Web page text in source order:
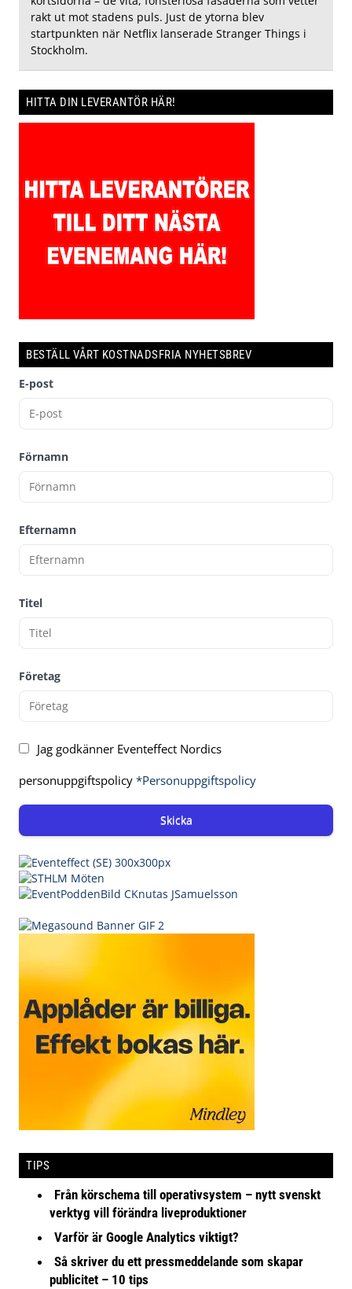
rakt ut mot stadens puls. Just de ytorna blev
startpunkten när Netflix lanserade Stranger Things i
Stockholm.
HITTA DIN LEVERANTÖR HÄR!
BESTÄLL VÅRT KOSTNADSFRIA NYHETSBREV
E-post
Förnamn
Efternamn
Titel
Företag
Jag godkänner Eventeffect Nordics
personuppgiftspolicy *Personuppgiftspolicy
Skicka
TIPS
Från körschema till operativsystem – nytt svenskt
verktyg vill förändra liveproduktioner
Varför är Google Analytics viktigt?
Så skriver du ett pressmeddelande som skapar
publicitet – 10 tips